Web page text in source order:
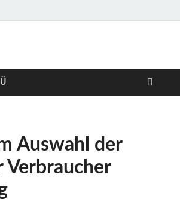
Vita
Fitness
Auswahl der
Verbraucher